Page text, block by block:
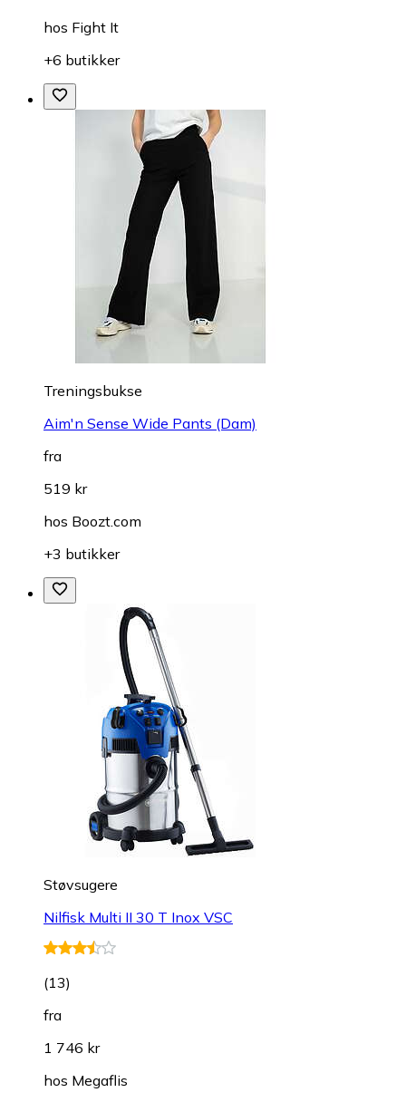
hos Fight It
+6 butikker
Treningsbukse
Aim'n Sense Wide Pants (Dam)
fra
519 kr
hos Boozt.com
+3 butikker
Støvsugere
Nilfisk Multi II 30 T Inox VSC
(13)
fra
1 746 kr
hos Megaflis